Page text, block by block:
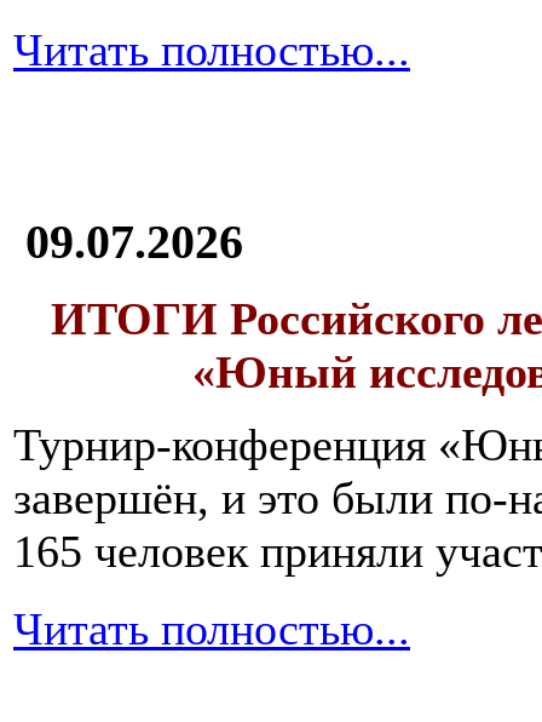
Читать полностью...
09.07.2026
ИТОГИ Российского
«Юный
Турнир-конференция
завершён, и это были по-
165 человек приняли
Читать полностью...